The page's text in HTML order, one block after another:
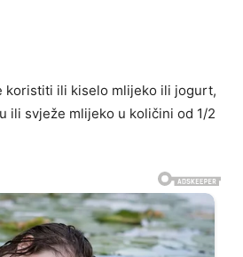
koristiti ili kiselo mlijeko ili jogurt,
ili svježe mlijeko u količini od 1/2